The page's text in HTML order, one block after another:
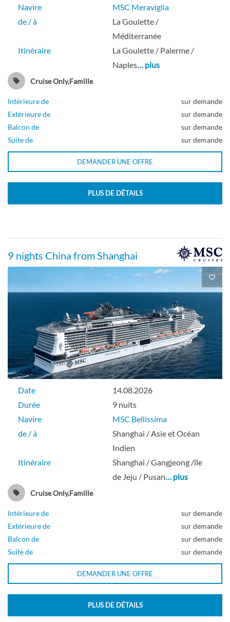
Navire
MSC Meraviglia
de / à
La Goulette /
Méditerranée
Itinéraire
La Goulette / Palerme /
Naples… plus
Cruise Only,Famille
Intérieure de
sur demande
Extérieure de
sur demande
Balcon de
sur demande
Suite de
sur demande
DEMANDER UNE OFFRE
PLUS DE DÉTAILS
9 nights China from Shanghai
Date
14.08.2026
Durée
9 nuits
Navire
MSC Bellissima
de / à
Shanghai / Asie et Océan
Indien
Itinéraire
Shanghai / Gangjeong /île
de Jeju / Pusan… plus
Cruise Only,Famille
Intérieure de
sur demande
Extérieure de
sur demande
Balcon de
sur demande
Suite de
sur demande
DEMANDER UNE OFFRE
PLUS DE DÉTAILS